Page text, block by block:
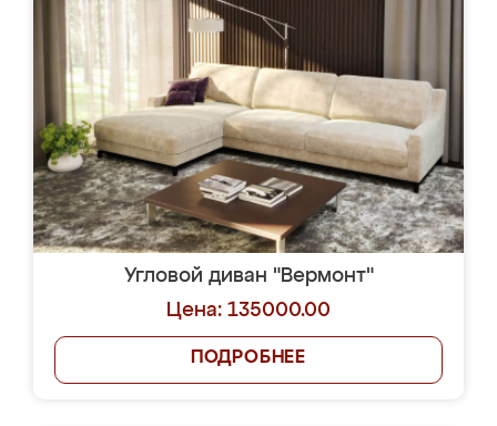
Угловой диван "Вермонт"
Цена: 135000.00
ПОДРОБНЕЕ